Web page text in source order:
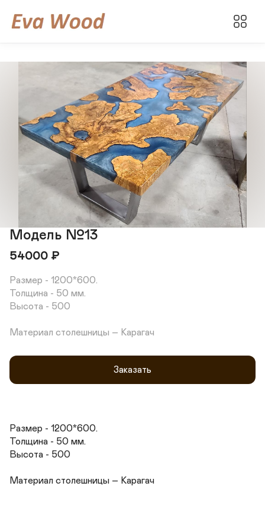
Модель №13
54000 ₽
Размер - 1200*600.
Толщина - 50 мм.
Высота - 500
Материал столешницы – Карагач
Заказать
Размер - 1200*600.
Толщина - 50 мм.
Высота - 500
Материал столешницы – Карагач